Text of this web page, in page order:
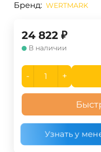
Бренд: WERTMARK
24 822 ₽
В наличии
- +
Узнать у